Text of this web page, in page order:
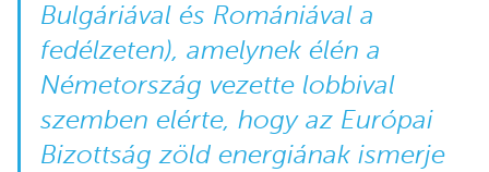
Bulgáriával és Romániával a
fedélzeten), amelynek élén a
Németország vezette lobbival
szemben elérte, hogy az Európai
Bizottság zöld energiának ismerje